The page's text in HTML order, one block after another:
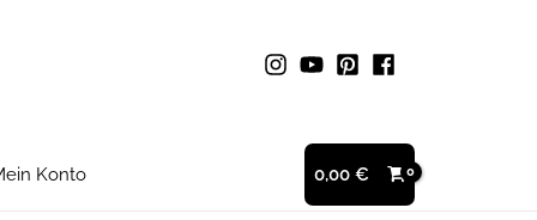
Konto 0,00 €